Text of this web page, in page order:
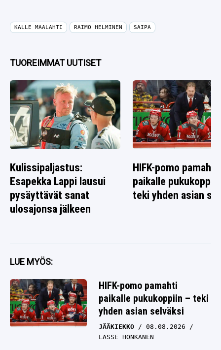
KALLE MAALAHTI RAIMO HELMINEN SAIPA
TUOREIMMAT UUTISET
Kulissipaljastus:
Esapekka Lappi lausui
pysäyttävät sanat
ulosajonsa jälkeen
HIFK-pomo pamahti
paikalle
teki yhden asian
LUE MYÖS:
HIFK-pomo pamahti
paikalle pukukoppiin – teki
yhden asian selväksi
JÄÄKIEKKO
08.08.2026
LASSE HONKANEN